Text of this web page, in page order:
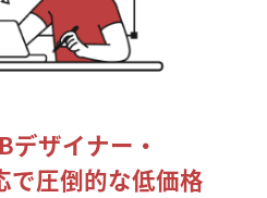
デザイナー・
で圧倒的な低価格